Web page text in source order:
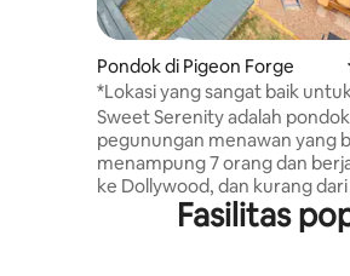
Pondok di Pigeon Forge
*Lokasi yang sangat baik
Utama/Cubs Den*
Sweet Serenity adalah pondok
pegunungan menawan yang
menampung 7 orang dan
ke Dollywood, dan kurang dari
dua jalur kereta pegunungan
berbeda. Tempatnya dekat
Fasilitas